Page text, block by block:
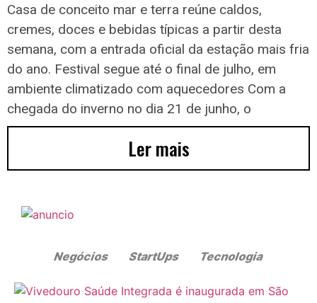
Casa de conceito mar e terra reúne caldos,
cremes, doces e bebidas típicas a partir desta
semana, com a entrada oficial da estação mais fria
do ano. Festival segue até o final de julho, em
ambiente climatizado com aquecedores Com a
chegada do inverno no dia 21 de junho, o
Ler mais